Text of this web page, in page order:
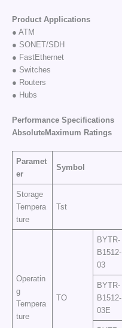
Product Applications
● ATM
● SONET/SDH
● FastEthernet
● Switches
● Routers
● Hubs
Performance Specifications
AbsoluteMaximum Ratings
Paramet
er
Symbol
Storage
Tempera
ture
Tst
Operatin
g
Tempera
ture
TO
BYTR-
B1512-
03
BYTR-
B1512-
03E